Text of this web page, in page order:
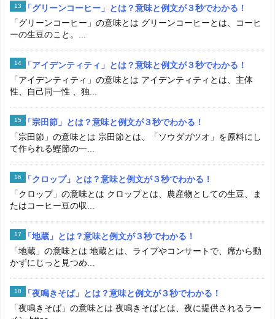
「グリーンコーヒー」とは？意味と例文が３秒でわかる！
「グリーンコーヒー」の意味とは グリーンコーヒーとは、コーヒ
ーの生豆のこと。...
「アイデンティティ」とは？意味と例文が３秒でわかる！
「アイデンティティ」の意味とは アイデンティティとは、主体
性、自己同一性 、独...
「宗田節」とは？意味と例文が３秒でわかる！
「宗田節」の意味とは 宗田節とは、「ソウダガツオ」を原料にし
て作られる鰹節の一...
「クロップ」とは？意味と例文が３秒でわかる！
「クロップ」の意味とは クロップとは、農産物としての生豆、ま
たはコーヒー豆の収...
「地蔵」とは？意味と例文が３秒でわかる！
「地蔵」の意味とは 地蔵とは、ライブやコンサートで、席から動
かずにじっと見つめ...
「夜鳴きそば」とは？意味と例文が３秒でわかる！
「夜鳴きそば」の意味とは 夜鳴きそばとは、夜に提供されるラー